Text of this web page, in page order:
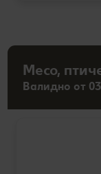
Месо,
Валидно от